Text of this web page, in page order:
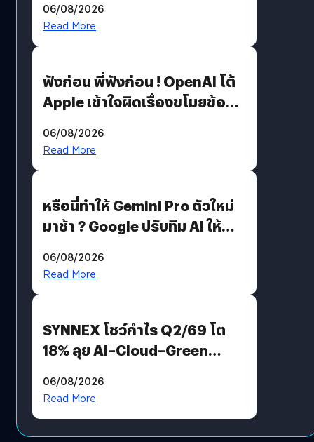
รหัสผ่านหลุด ไม่ใช่แฮกเกอร์
06/08/2026
Read More
ฟังก่อน พี่ฟังก่อน ! OpenAI โต้
Apple เข้าใจผิดเรื่องขโมยข้อมูล
06/08/2026
Read More
หรือนี่ทำให้ Gemini Pro ตัวใหม่
มาช้า ? Google ปรับทีม AI ให้
AGI
06/08/2026
Read More
SYNNEX โชว์กำไร Q2/69 โต
18% ลุย AI–Cloud–Green
Revenue เร่งเครื่อง New
ปันผล 0.10 บาท/หุ้น
06/08/2026
Read More